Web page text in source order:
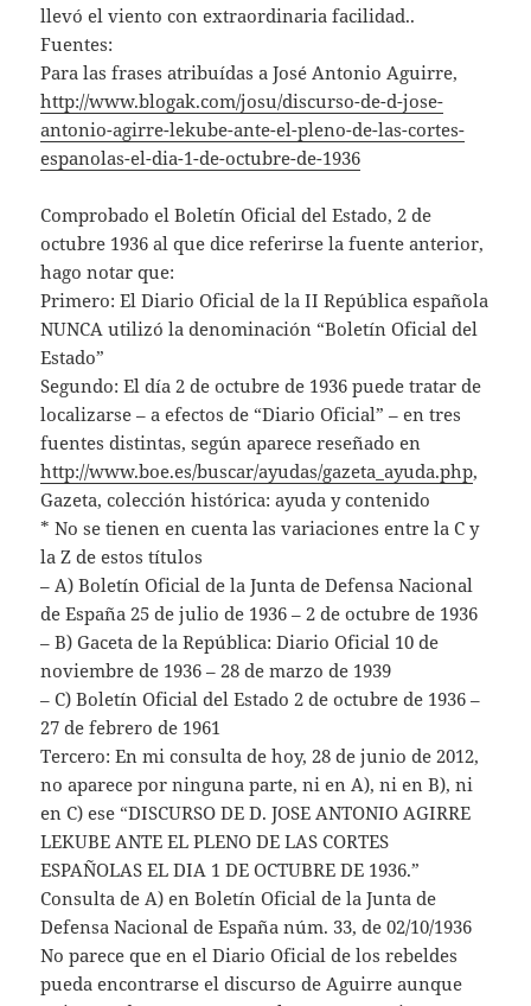
llevó el viento con extraordinaria facilidad..
Fuentes:
Para las frases atribuídas a José Antonio Aguirre,
http://www.blogak.com/josu/discurso-de-d-jose-
antonio-agirre-lekube-ante-el-pleno-de-las-cortes-
espanolas-el-dia-1-de-octubre-de-1936
Comprobado el Boletín Oficial del Estado, 2 de
octubre 1936 al que dice referirse la fuente anterior,
hago notar que:
Primero: El Diario Oficial de la II República española
NUNCA utilizó la denominación “Boletín Oficial del
Estado”
Segundo: El día 2 de octubre de 1936 puede tratar de
localizarse – a efectos de “Diario Oficial” – en tres
fuentes distintas, según aparece reseñado en
http://www.boe.es/buscar/ayudas/gazeta_ayuda.php,
Gazeta, colección histórica: ayuda y contenido
* No se tienen en cuenta las variaciones entre la C y
la Z de estos títulos
– A) Boletín Oficial de la Junta de Defensa Nacional
de España 25 de julio de 1936 – 2 de octubre de 1936
– B) Gaceta de la República: Diario Oficial 10 de
noviembre de 1936 – 28 de marzo de 1939
– C) Boletín Oficial del Estado 2 de octubre de 1936 –
27 de febrero de 1961
Tercero: En mi consulta de hoy, 28 de junio de 2012,
no aparece por ninguna parte, ni en A), ni en B), ni
en C) ese “DISCURSO DE D. JOSE ANTONIO AGIRRE
LEKUBE ANTE EL PLENO DE LAS CORTES
ESPAÑOLAS EL DIA 1 DE OCTUBRE DE 1936.”
Consulta de A) en Boletín Oficial de la Junta de
Defensa Nacional de España núm. 33, de 02/10/1936
No parece que en el Diario Oficial de los rebeldes
pueda encontrarse el discurso de Aguirre aunque